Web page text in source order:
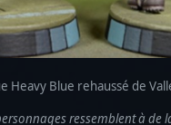
Heavy Blue rehaussé de
ressemblent à